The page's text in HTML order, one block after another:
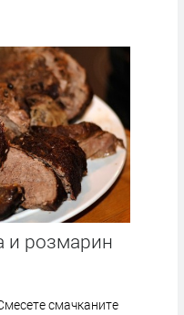
и розмарин
смачканите